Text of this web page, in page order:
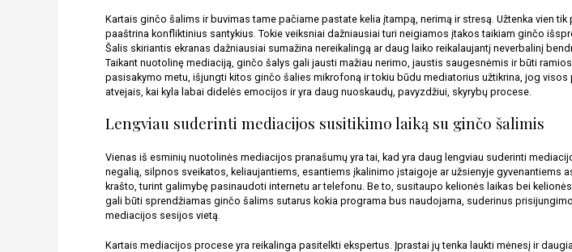
Kartais ginčo šalims ir buvimas tame pačiame pastate kelia įtampą, nerimą ir stresą. Užtenka vien
paaštrina konfliktinius santykius. Tokie veiksniai dažniausiai turi neigiamos įtakos taikiam ginčo
Šalis skiriantis ekranas dažniausiai sumažina nereikalingą ar daug laiko reikalaujantį neverbalinį
Taikant nuotolinę mediaciją, ginčo šalys gali jausti mažiau nerimo, jaustis saugesnėmis ir būti
pasisakymo metu, išjungti kitos ginčo šalies mikrofoną ir tokiu būdu mediatorius užtikrina, jog
atvejais, kai kyla labai didelės emocijos ir yra daug nuoskaudų, pavyzdžiui, skyrybų procese.
Lengviau suderinti mediacijos susitikimo laiką su ginčo šalimis
Vienas iš esminių nuotolinės mediacijos pranašumų yra tai, kad yra daug lengviau suderinti
negalią, silpnos sveikatos, keliaujantiems, esantiems įkalinimo įstaigoje ar užsienyje
krašto, turint galimybę pasinaudoti internetu ar telefonu. Be to, susitaupo kelionės laikas bei
gali būti sprendžiamas ginčo šalims sutarus kokia programa bus naudojama, suderinus
mediacijos sesijos vietą.
Kartais mediacijos procese yra reikalinga pasitelkti ekspertus. Įprastai jų tenka laukti mėnesį ir